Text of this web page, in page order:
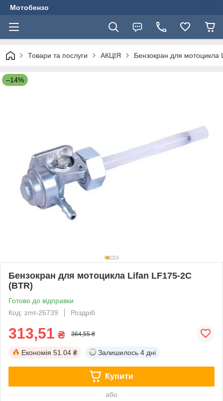
Мотобензо
Товари та послуги АКЦІЯ Бензокран для
–14%
Бензокран для мотоцикла Lifan LF175-2С
(BTR)
Готово до відправки
Код: zmt-26739
Роздріб
313,51 ₴ 364,55 ₴
Економія 51.04 ₴ Залишилось 4 дні
Купити
або